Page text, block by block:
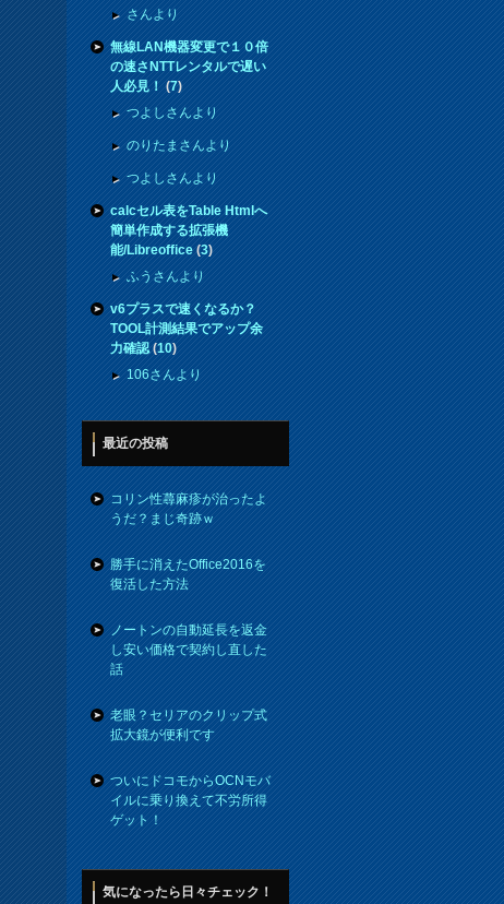
さんより
無線LAN機器変更で１０倍
の速さNTTレンタルで遅い
人必見！(7)
つよしさんより
のりたまさんより
つよしさんより
calcセル表をTable Htmlへ
簡単作成する拡張機
能/Libreoffice(3)
ふうさんより
v6プラスで速くなるか？
TOOL計測結果でアップ余
力確認(10)
106さんより
最近の投稿
コリン性蕁麻疹が治ったよ
うだ？まじ奇跡ｗ
勝手に消えたOffice2016を
復活した方法
ノートンの自動延長を返金
し安い価格で契約し直した
話
老眼？セリアのクリップ式
拡大鏡が便利です
ついにドコモからOCNモバ
イルに乗り換えて不労所得
ゲット！
気になったら日々チェック！